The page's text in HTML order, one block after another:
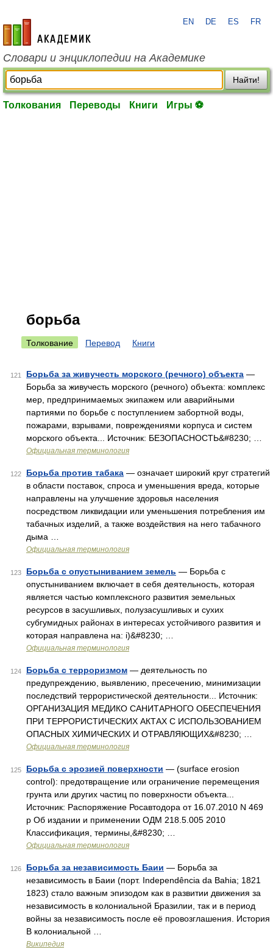
academic.ru
EN DE ES FR
Словари и энциклопедии на Академике
Найти!
Толкования Переводы Книги Игры ⚽
борьба
Толкование Перевод Книги
121 Борьба за живучесть морского (речного) объекта —
Борьба за живучесть морского (речного) объекта: комплекс
мер, предпринимаемых экипажем или аварийными
партиями по борьбе с поступлением забортной воды,
пожарами, взрывами, повреждениями корпуса и систем
морского объекта... Источник: БЕЗОПАСНОСТЬ&#8230; …
Официальная терминология
122 Борьба против табака — означает широкий круг стратегий
в области поставок, спроса и уменьшения вреда, которые
направлены на улучшение здоровья населения
посредством ликвидации или уменьшения потребления им
табачных изделий, а также воздействия на него табачного
дыма …
Официальная терминология
123 Борьба с опустыниванием земель — Борьба с
опустыниванием включает в себя деятельность, которая
является частью комплексного развития земельных
ресурсов в засушливых, полузасушливых и сухих
субгумидных районах в интересах устойчивого развития и
которая направлена на: i)&#8230; …
Официальная терминология
124 Борьба с терроризмом — деятельность по
предупреждению, выявлению, пресечению, минимизации
последствий террористической деятельности... Источник:
ОРГАНИЗАЦИЯ МЕДИКО САНИТАРНОГО ОБЕСПЕЧЕНИЯ
ПРИ ТЕРРОРИСТИЧЕСКИХ АКТАХ С ИСПОЛЬЗОВАНИЕМ
ОПАСНЫХ ХИМИЧЕСКИХ И ОТРАВЛЯЮЩИХ&#8230; …
Официальная терминология
125 Борьба с эрозией поверхности — (surface erosion
control): предотвращение или ограничение перемещения
грунта или других частиц по поверхности объекта...
Источник: Распоряжение Росавтодора от 16.07.2010 N 469
р Об издании и применении ОДМ 218.5.005 2010
Классификация, термины,&#8230; …
Официальная терминология
126 Борьба за независимость Баии — Борьба за
независимость в Баии (порт. Independência da Bahia; 1821
1823) стало важным эпизодом как в развитии движения за
независимость в колониальной Бразилии, так и в период
войны за независимость после её провозглашения. История
В колониальной …
Википедия